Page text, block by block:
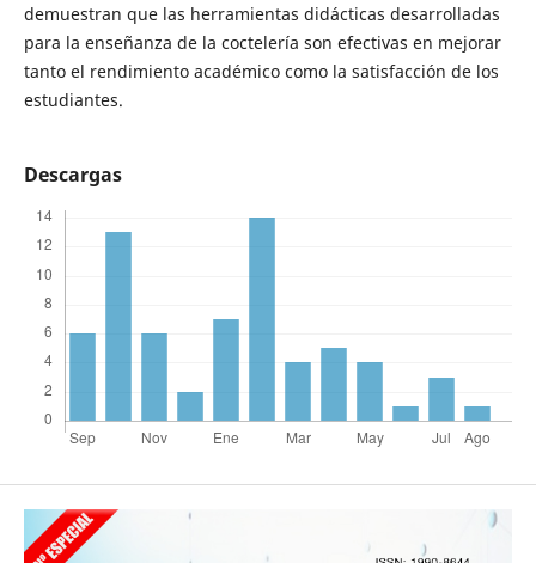
demuestran que las herramientas didácticas desarrolladas
para la enseñanza de la coctelería son efectivas en mejorar
tanto el rendimiento académico como la satisfacción de los
estudiantes.
Descargas